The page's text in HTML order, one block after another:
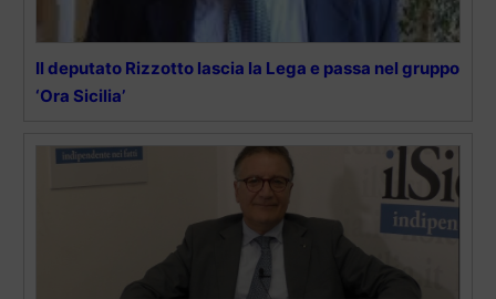
Il deputato Rizzotto lascia la Lega e passa nel gruppo
‘Ora Sicilia’